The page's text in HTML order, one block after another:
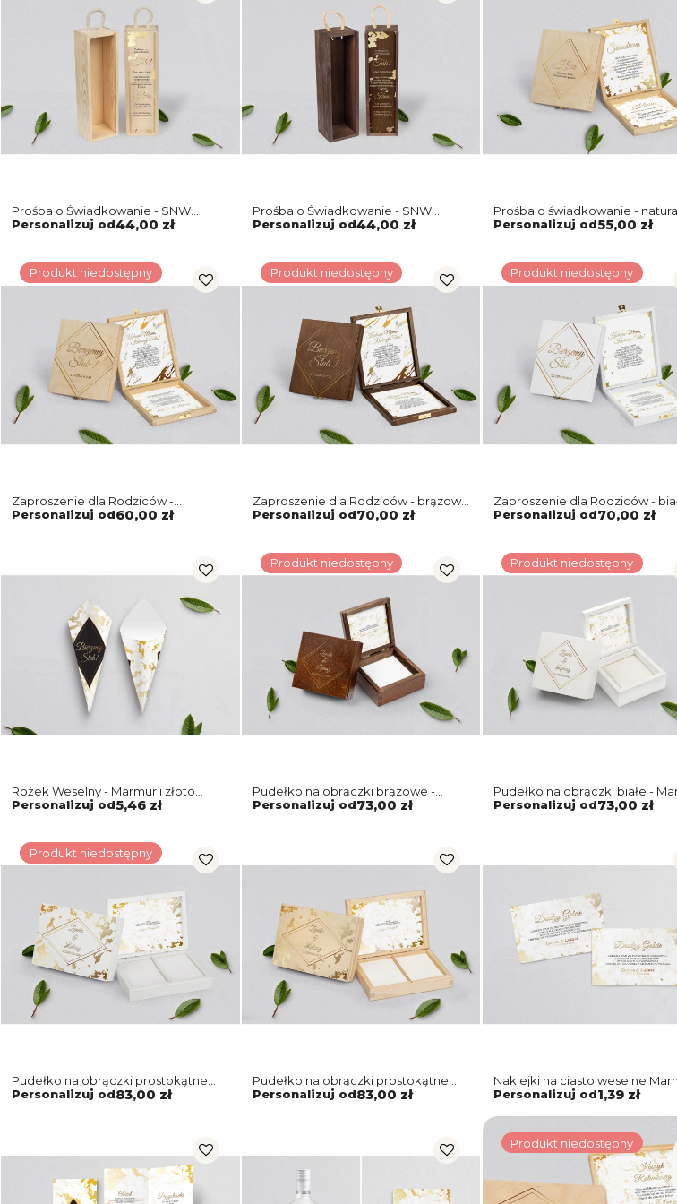
Prośba o Świadkowanie - SNW
naturalna Marmur & Złoto Motyw 5
Personalizuj od44,00 zł
Prośba o Świadkowanie - SNW
brązowa Marmur & Złoto Motyw 5
Personalizuj od44,00 zł
Prośba o świadkowanie -
puzzle Marmur & Złoto Motyw 5
Personalizuj od55,00 zł
Produkt niedostępny
Zaproszenie dla Rodziców -
naturalne Marmur&Złoto Motyw 5
Personalizuj od60,00 zł
Produkt niedostępny
Zaproszenie dla Rodziców - brązowe
Marmur&Złoto Motyw 5
Personalizuj od70,00 zł
Produkt niedostępny
Zaproszenie dla Rodziców -
Marmur&Złoto Motyw 5
Personalizuj od70,00 zł
Rożek Weselny - Marmur i złoto
Motyw 5
Personalizuj od5,46 zł
Produkt niedostępny
Pudełko na obrączki brązowe -
Marmur i złoto Motyw 5
Personalizuj od73,00 zł
Produkt niedostępny
Pudełko na obrączki białe -
i złoto Motyw 5
Personalizuj od73,00 zł
Produkt niedostępny
Pudełko na obrączki prostokątne
białe - Marmur i Złoto Motyw 5
Personalizuj od83,00 zł
Pudełko na obrączki prostokątne
naturalne - Marmur i Złoto Motyw 5
Personalizuj od83,00 zł
Naklejki na ciasto weselne
Złoto Motyw 5
Personalizuj od1,39 zł
Produkt niedostępny